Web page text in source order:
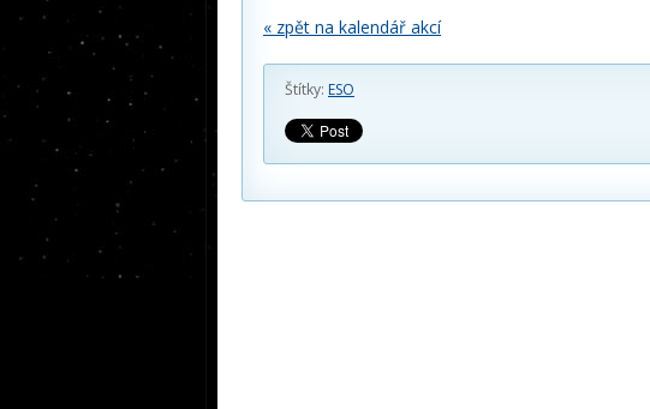
« zpět na kalendář akcí
Štítky: ESO